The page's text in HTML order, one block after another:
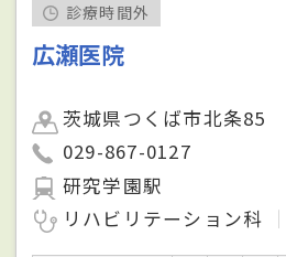
診療時間外
広瀬医院
茨城県つくば市北条85
029-867-0127
研究学園駅
リハビリテーション科